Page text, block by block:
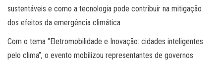
sustentáveis e como a tecnologia pode contribuir na mitigação
dos efeitos da emergência climática.
Com o tema “Eletromobilidade e Inovação: cidades inteligentes
pelo clima”, o evento mobilizou representantes de governos